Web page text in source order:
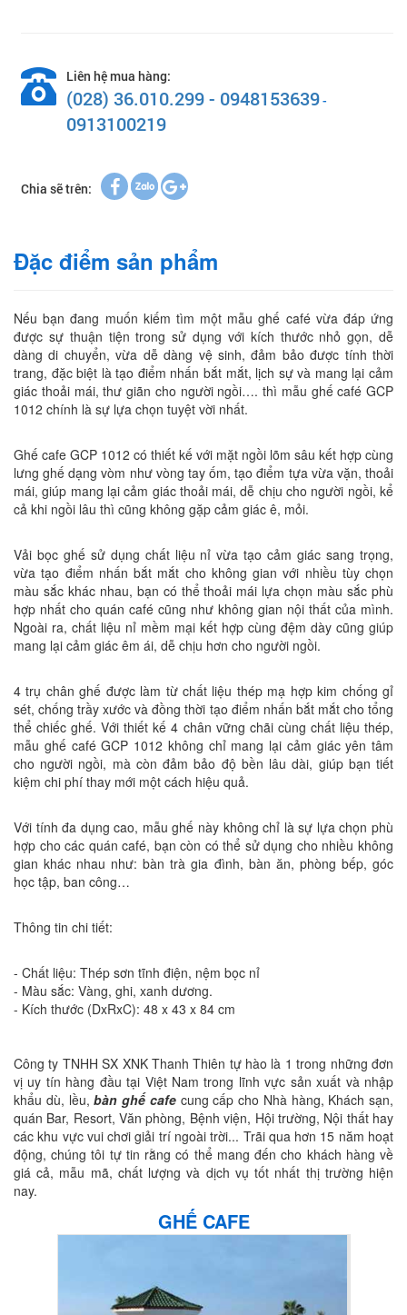
Liên hệ mua hàng:
(028) 36.010.299 - 0948153639-
0913100219
Chia sẽ trên:
Đặc điểm sản phẩm
Nếu bạn đang muốn kiếm tìm một mẫu ghế café vừa đáp ứng
được sự thuận tiện trong sử dụng với kích thước nhỏ gọn, dễ
dàng di chuyển, vừa dễ dàng vệ sinh, đảm bảo được tính thời
trang, đặc biệt là tạo điểm nhấn bắt mắt, lịch sự và mang lại cảm
giác thoải mái, thư giãn cho người ngồi…. thì mẫu ghế café GCP
1012 chính là sự lựa chọn tuyệt vời nhất.
Ghế cafe GCP 1012 có thiết kế với mặt ngồi lõm sâu kết hợp cùng
lưng ghế dạng vòm như vòng tay ốm, tạo điểm tựa vừa vặn, thoải
mái, giúp mang lại cảm giác thoải mái, dễ chịu cho người ngồi, kể
cả khi ngồi lâu thì cũng không gặp cảm giác ê, mỏi.
Vải bọc ghế sử dụng chất liệu nỉ vừa tạo cảm giác sang trọng,
vừa tạo điểm nhấn bắt mắt cho không gian với nhiều tùy chọn
màu sắc khác nhau, bạn có thể thoải mái lựa chọn màu sắc phù
hợp nhất cho quán café cũng như không gian nội thất của mình.
Ngoài ra, chất liệu nỉ mềm mại kết hợp cùng đệm dày cũng giúp
mang lại cảm giác êm ái, dễ chịu hơn cho người ngồi.
4 trụ chân ghế được làm từ chất liệu thép mạ hợp kim chống gỉ
sét, chống trầy xước và đồng thời tạo điểm nhấn bắt mắt cho tổng
thể chiếc ghế. Với thiết kế 4 chân vững chãi cùng chất liệu thép,
mẫu ghế café GCP 1012 không chỉ mang lại cảm giác yên tâm
cho người ngồi, mà còn đảm bảo độ bền lâu dài, giúp bạn tiết
kiệm chi phí thay mới một cách hiệu quả.
Với tính đa dụng cao, mẫu ghế này không chỉ là sự lựa chọn phù
hợp cho các quán café, bạn còn có thể sử dụng cho nhiều không
gian khác nhau như: bàn trà gia đình, bàn ăn, phòng bếp, góc
học tập, ban công…
Thông tin chi tiết:
- Chất liệu: Thép sơn tĩnh điện, nệm bọc nỉ
- Màu sắc: Vàng, ghi, xanh dương.
- Kích thước (DxRxC): 48 x 43 x 84 cm
Công ty TNHH SX XNK Thanh Thiên tự hào là 1 trong những đơn
vị uy tín hàng đầu tại Việt Nam trong lĩnh vực sản xuất và nhập
khẩu dù, lều,bàn ghế cafecung cấp cho Nhà hàng, Khách sạn,
quán Bar, Resort, Văn phòng, Bệnh viện, Hội trường, Nội thất hay
các khu vực vui chơi giải trí ngoài trời... Trãi qua hơn 15 năm hoạt
động, chúng tôi tự tin rằng có thể mang đến cho khách hàng về
giá cả, mẫu mã, chất lượng và dịch vụ tốt nhất thị trường hiện
nay.
GHẾ CAFE